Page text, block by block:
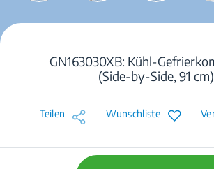
GN163030XB: Kühl-
(Side-by-Side, 91 cm)
Teilen Wunschliste